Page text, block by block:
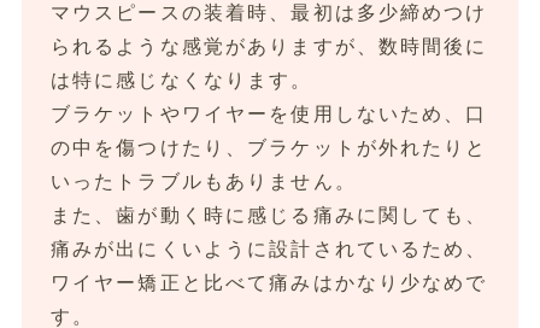
マウスピースの装着時、最初は多少締めつけ
られるような感覚がありますが、数時間後に
は特に感じなくなります。
ブラケットやワイヤーを使用しないため、口
の中を傷つけたり、ブラケットが外れたりと
いったトラブルもありません。
また、歯が動く時に感じる痛みに関しても、
痛みが出にくいように設計されているため、
ワイヤー矯正と比べて痛みはかなり少なめで
す。